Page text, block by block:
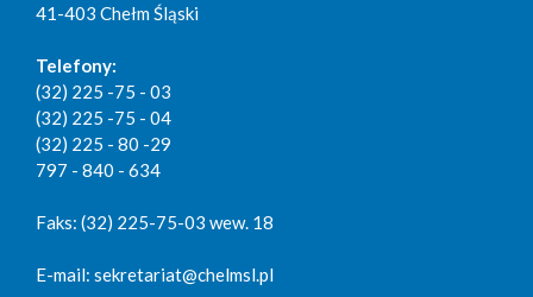
41-403 Chełm Śląski
Telefony:
(32) 225 -75 - 03
(32) 225 -75 - 04
(32) 225 - 80 -29
797 - 840 - 634
Faks: (32) 225-75-03 wew. 18
E-mail: sekretariat@chelmsl.pl